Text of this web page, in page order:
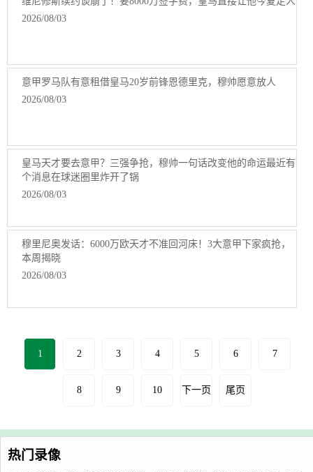
2026/08/03
意甲罗马队有意租借皇马20岁前锋恩德里克，穆帅愿意放人
2026/08/03
皇马天才要去意甲？三强争抢，穆帅一句话改变他的命运最近有
个消息在球迷圈里炸开了锅
2026/08/03
穆里尼奥发话：6000万欧天才不准回河床！3大意甲下家疯抢，
本周揭晓
2026/08/03
1 2 3 4 5 6 7
8 9 10 下一页 尾页
热门录像